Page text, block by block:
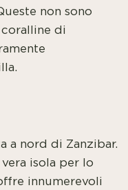
non sono
di
a nord di Zanzibar.
vera isola per lo
innumerevoli